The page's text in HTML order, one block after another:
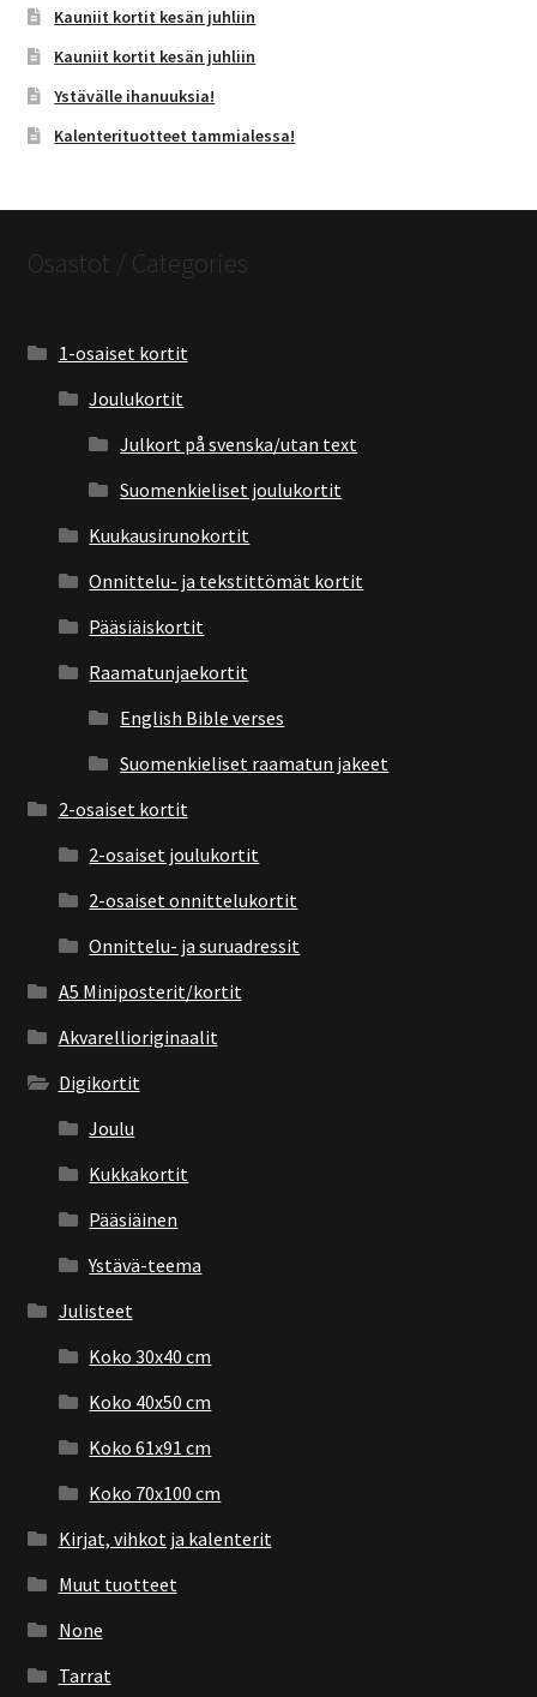
Kauniit kortit kesän juhliin
Kauniit kortit kesän juhliin
Ystävälle ihanuuksia!
Kalenterituotteet tammialessa!
Osastot / Categories
1-osaiset kortit
Joulukortit
Julkort på svenska/utan text
Suomenkieliset joulukortit
Kuukausirunokortit
Onnittelu- ja tekstittömät kortit
Pääsiäiskortit
Raamatunjaekortit
English Bible verses
Suomenkieliset raamatun jakeet
2-osaiset kortit
2-osaiset joulukortit
2-osaiset onnittelukortit
Onnittelu- ja suruadressit
A5 Miniposterit/kortit
Akvarellioriginaalit
Digikortit
Joulu
Kukkakortit
Pääsiäinen
Ystävä-teema
Julisteet
Koko 30x40 cm
Koko 40x50 cm
Koko 61x91 cm
Koko 70x100 cm
Kirjat, vihkot ja kalenterit
Muut tuotteet
None
Tarrat